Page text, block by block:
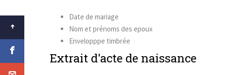
Date de mariage
Nom et prénoms des epoux
Envelopppe timbrée
Extrait d'acte de naissance